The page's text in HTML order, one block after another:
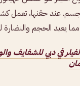
عند حقنها، تعمل
يعيد الحجم والنضارة
في دبي للشفايف